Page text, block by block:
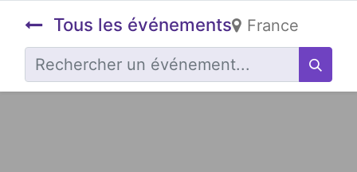
Tous les événements France